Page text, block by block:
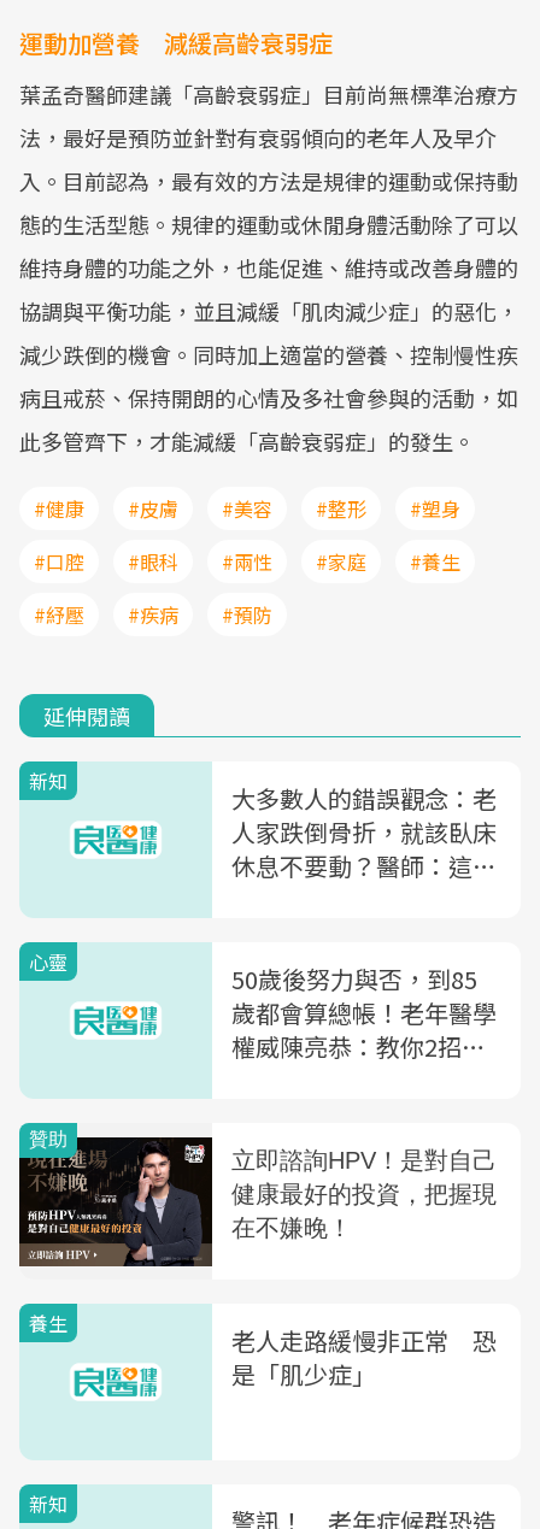
運動加營養 減緩高齡衰弱症
葉孟奇醫師建議「高齡衰弱症」目前尚無標準治療方
法，最好是預防並針對有衰弱傾向的老年人及早介
入。目前認為，最有效的方法是規律的運動或保持動
態的生活型態。規律的運動或休閒身體活動除了可以
維持身體的功能之外，也能促進、維持或改善身體的
協調與平衡功能，並且減緩「肌肉減少症」的惡化，
減少跌倒的機會。同時加上適當的營養、控制慢性疾
病且戒菸、保持開朗的心情及多社會參與的活動，如
此多管齊下，才能減緩「高齡衰弱症」的發生。
#健康 #皮膚 #美容 #整形
#塑身
#口腔
#眼科 #兩性 #家庭
#養生
#紓壓
#疾病 #預防
延伸閱讀
新知
大多數人的錯誤觀念：老
人家跌倒骨折，就該臥床
休息不要動？醫師：這樣
心靈
50歲後努力與否，到85
歲都會算總帳！老年醫學
權威陳亮恭：教你2招抗
養生
老人走路緩慢非正常 恐
是「肌少症」
新知 警訊！ 老年症候群恐造